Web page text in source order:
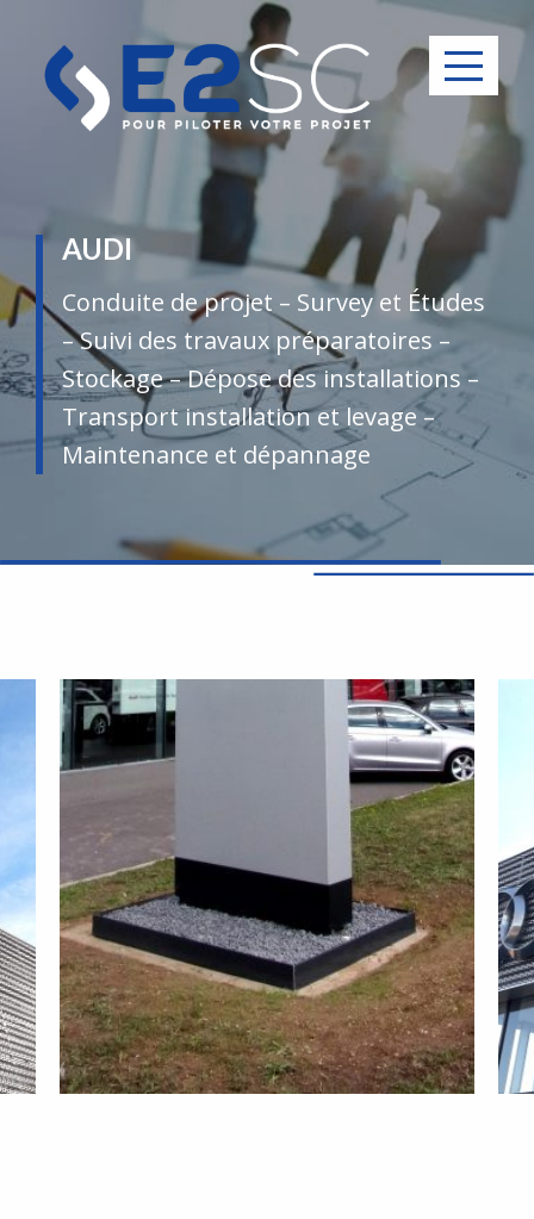
AUDI
Conduite de projet – Survey et Études
– Suivi des travaux préparatoires –
Stockage – Dépose des installations –
Transport installation et levage –
Maintenance et dépannage
Menu